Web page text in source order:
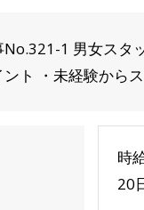
1 男女スタ
ント ・未経験から
時
20